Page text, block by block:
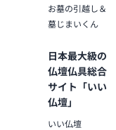
お墓の引越し＆
墓じまいくん
日本最大級の
仏壇仏具総合
サイト「いい
仏壇」
いい仏壇